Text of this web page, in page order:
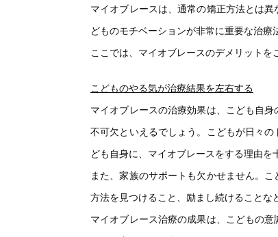
マイオブレースは、通常の矯正方法とは
どものモチベーションが非常に重要な治療
ここでは、マイオブレースのデメリットを
こどものやる気が治療結果を左右する
マイオブレースの治療効果は、こども自
不可欠といえるでしょう。こどもが日々
ども自身に、マイオブレースをする理由を
また、家族のサポートも欠かせません。
方法を見つけること、励まし続けることな
マイオブレース治療の成果は、こどもの